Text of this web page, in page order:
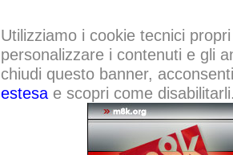
Utilizziamo i cookie tecnici
personalizzare i contenuti e gli
chiudi questo banner,
estesae scopri come